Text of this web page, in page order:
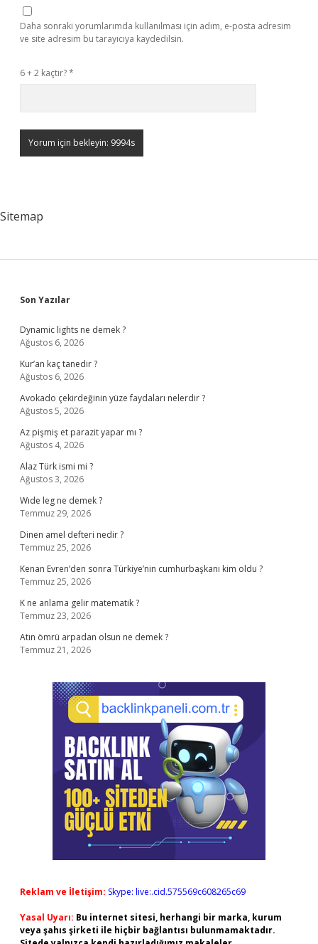
Daha sonraki yorumlarımda kullanılması için adım, e-posta adresim
ve site adresim bu tarayıcıya kaydedilsin.
6 + 2 kaçtır?*
Sitemap
Sidebar
Son Yazılar
Dynamic lights ne demek ?
Ağustos 6, 2026
Kur’an kaç tanedir ?
Ağustos 6, 2026
Avokado çekirdeğinin yüze faydaları nelerdir ?
Ağustos 5, 2026
Az pişmiş et parazit yapar mı ?
Ağustos 4, 2026
Alaz Türk ismi mi ?
Ağustos 3, 2026
Wıde leg ne demek ?
Temmuz 29, 2026
Dinen amel defteri nedir ?
Temmuz 25, 2026
Kenan Evren’den sonra Türkiye’nin cumhurbaşkanı kim oldu ?
Temmuz 25, 2026
K ne anlama gelir matematik ?
Temmuz 23, 2026
Atın ömrü arpadan olsun ne demek ?
Temmuz 21, 2026
Reklam ve İletişim: Skype: live:.cid.575569c608265c69
Yasal Uyarı: Bu internet sitesi, herhangi bir marka, kurum
veya şahıs şirketi ile hiçbir bağlantısı bulunmamaktadır.